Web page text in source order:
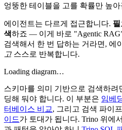
엉뚱한 테이블을 고를 확률만 높
에이전트는 다르게 접근합니다.
색하죠 — 이게 바로 "Agentic
검색해서 한 번 답하는 거라면, 에
고 스스로 반복합니다.
Loading diagram…
스키마를 의미 기반으로 검색하려
딩해 둬야 합니다. 이 부분은 임베
터베이스 비교, 그리고 검색 파이
이드가 토대가 됩니다. Trino 위에